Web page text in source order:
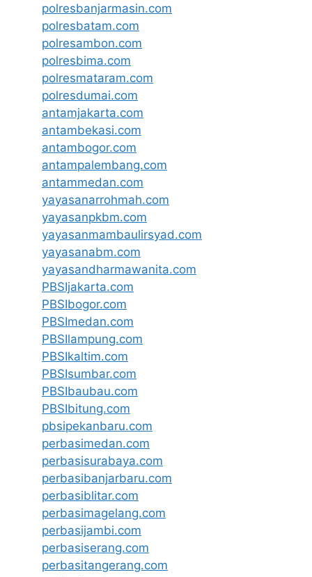
polresbanjarmasin.com
polresbatam.com
polresambon.com
polresbima.com
polresmataram.com
polresdumai.com
antamjakarta.com
antambekasi.com
antambogor.com
antampalembang.com
antammedan.com
yayasanarrohmah.com
yayasanpkbm.com
yayasanmambaulirsyad.com
yayasanabm.com
yayasandharmawanita.com
PBSIjakarta.com
PBSIbogor.com
PBSImedan.com
PBSIlampung.com
PBSIkaltim.com
PBSIsumbar.com
PBSIbaubau.com
PBSIbitung.com
pbsipekanbaru.com
perbasimedan.com
perbasisurabaya.com
perbasibanjarbaru.com
perbasiblitar.com
perbasimagelang.com
perbasijambi.com
perbasiserang.com
perbasitangerang.com